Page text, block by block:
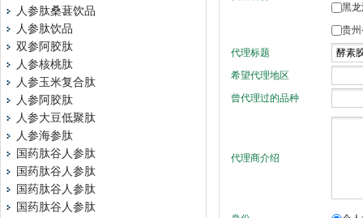
人参肽桑葚饮品
人参肽饮品
双参阿胶肽
人参核桃肽
人参玉米复合肽
人参阿胶肽
人参大豆低聚肽
人参海参肽
国药肽谷人参肽
国药肽谷人参肽
国药肽谷人参肽
国药肽谷人参肽